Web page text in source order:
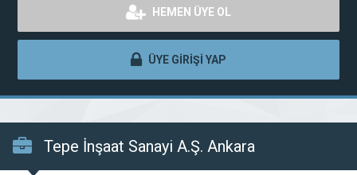
HEMEN ÜYE OL
ÜYE GİRİŞİ YAP
Tepe İnşaat Sanayi A.Ş. Ankara